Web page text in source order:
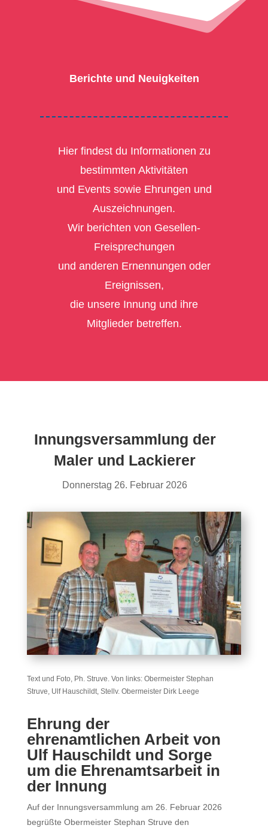
Berichte und Neuigkeiten
Hier findest du Informationen zu
bestimmten Aktivitäten
und Events sowie Ehrungen und
Auszeichnungen.
Wir berichten von Gesellen-
Freisprechungen
und anderen Ernennungen oder
Ereignissen,
die unsere Innung und ihre
Mitglieder betreffen.
Innungsversammlung der
Maler und Lackierer
Donnerstag 26. Februar 2026
Text und Foto, Ph. Struve. Von links: Obermeister Stephan
Struve, Ulf Hauschildt, Stellv. Obermeister Dirk Leege
Ehrung der
ehrenamtlichen Arbeit von
Ulf Hauschildt und Sorge
um die Ehrenamtsarbeit in
der Innung
Auf der Innungsversammlung am 26. Februar 2026
begrüßte Obermeister Stephan Struve den